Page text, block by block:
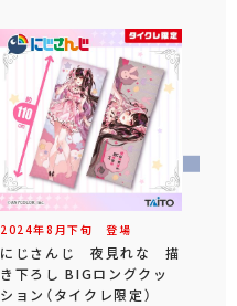
2024年8 月下旬 登場
にじさんじ 夜見れな 描
き下ろし BIGロングクッ
ション（タイクレ限定）